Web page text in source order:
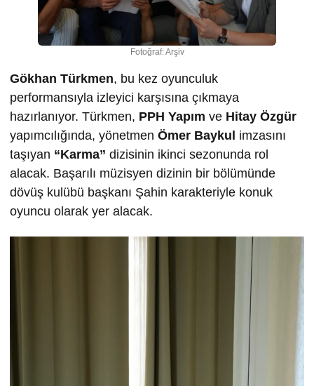
Fotoğraf: Arşiv
Gökhan Türkmen, bu kez oyunculuk
performansıyla izleyici karşısına çıkmaya
hazırlanıyor. Türkmen, PPH Yapım ve Hitay Özgür
yapımcılığında, yönetmen Ömer Baykul imzasını
taşıyan “Karma” dizisinin ikinci sezonunda rol
alacak. Başarılı müzisyen dizinin bir bölümünde
dövüş kulübü başkanı Şahin karakteriyle konuk
oyuncu olarak yer alacak.